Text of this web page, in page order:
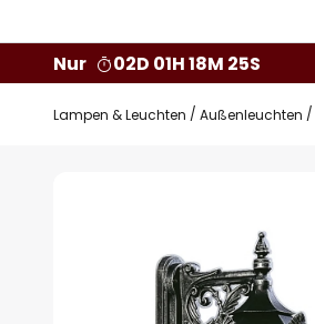
Nur
02D 01H 18M 24S
Lampen & Leuchten Außenleuchten